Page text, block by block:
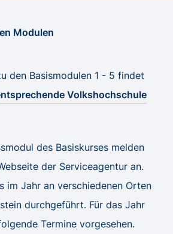
Modulen
den Basismodulen 1 - 5 findet
Volkshochschule
des Basiskurses melden
der Serviceagentur an.
im Jahr an verschiedenen Orten
durchgeführt. Für das Jahr
Termine vorgesehen.